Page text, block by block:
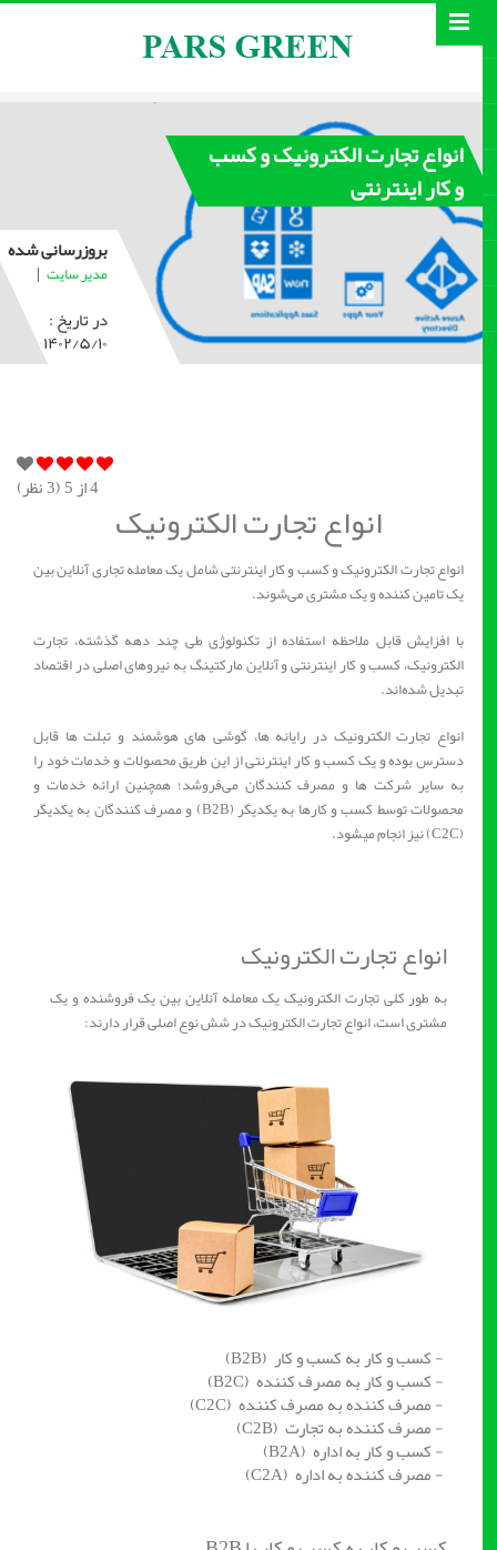
انواع تجارت الکترونیک و کسب
و کار اینترنتی
بروزرسانی شده
مدیر سایت |
در تاریخ :
۱۴۰۲/۵/۱۰
از 5 ( 3نظر)
انواع تجارت الکترونیک
انواع تجارت الکترونیک و کسب و کار اینترنتی شامل یک معامله تجاری آنلاین بین
یک تامین کننده و یک مشتری می‌شوند.
با افزایش قابل ملاحظه استفاده از تکنولوژی طی چند دهه گذشته، تجارت
الکترونیک، کسب و کار اینترنتی و آنلاین مارکتینگ به نیروهای اصلی در اقتصاد
تبدیل شده‌اند.
انواع تجارت الکترونیک در رایانه ها، گوشی های هوشمند و تبلت ها قابل
دسترس بوده و یک کسب و کار اینترنتی از این طریق محصولات و خدمات خود را
به سایر شرکت ها و مصرف کنندگان می‌فروشد؛ همچنین ارائه خدمات و
محصولات توسط کسب و کارها به یکدیگر (B2B) و مصرف کنندگان به یکدیگر
انواع تجارت الکترونیک
به طور کلی تجارت الکترونیک یک معامله آنلاین بین یک فروشنده و یک
مشتری است، انواع تجارت الکترونیک در شش نوع اصلی قرار دارند:
- کسب و کار به کسب و کار (B2B)
- کسب و کار به مصرف کننده (B2C)
- مصرف کننده به مصرف کننده (C2C)
- مصرف کننده به تجارت (C2B)
- کسب و کار به اداره (B2A)
- مصرف کننده به اداره (C2A)